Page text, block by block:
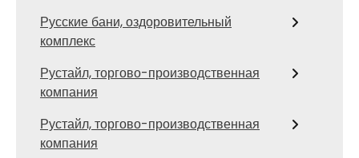
Русские бани, оздоровительный
комплекс
Рустайл, торгово-производственная
компания
Рустайл, торгово-производственная
компания